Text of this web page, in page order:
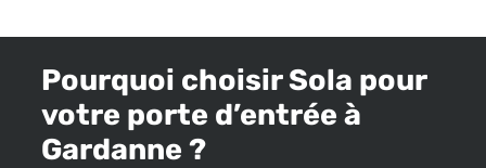
Pourquoi choisir Sola pour
votre porte d’entrée à
Gardanne ?